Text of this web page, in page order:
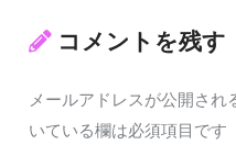
コメントを残す
メールアドレスが公開され
いている欄は必須項目です